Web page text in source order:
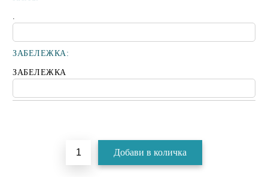
.
ЗАБЕЛЕЖКА:
ЗАБЕЛЕЖКА